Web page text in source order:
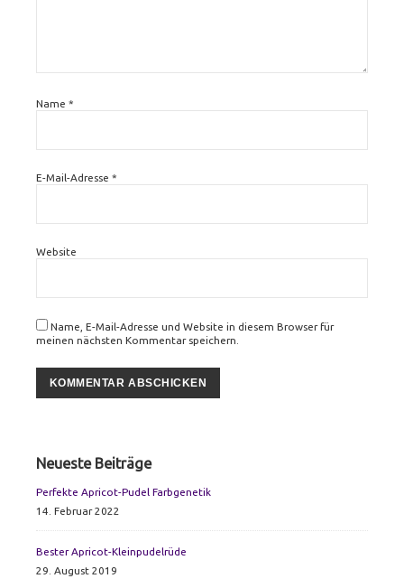
Name *
E-Mail-Adresse *
Website
Name, E-Mail-Adresse und Website in diesem Browser für
meinen nächsten Kommentar speichern.
Primary
Sidebar
Neueste Beiträge
Perfekte Apricot-Pudel Farbgenetik
14. Februar 2022
Bester Apricot-Kleinpudelrüde
29. August 2019